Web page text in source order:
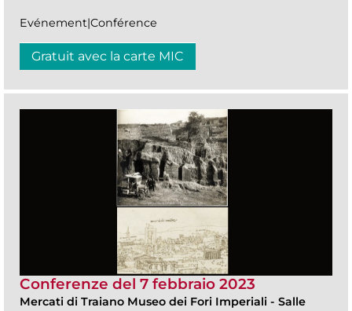
Evénement|Conférence
Gratuit avec la carte MIC
Conferenze del 7 febbraio 2023
Mercati di Traiano Museo dei Fori Imperiali - Salle